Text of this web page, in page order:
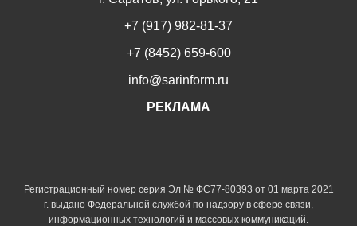
+7 (917) 982-81-37
+7 (8452) 659-600
info@sarinform.ru
РЕКЛАМА
Регистрационный номер серия Эл № ФС77-80393 от 01 марта 2021
г. выдано Федеральной службой по надзору в сфере связи,
информационных технологий и массовых коммуникаций.